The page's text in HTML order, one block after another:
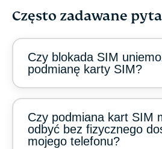
Często zadawane
Czy blokada SIM
podmianę karty SIM?
Czy podmiana kart SIM
odbyć bez fizycznego
mojego telefonu?